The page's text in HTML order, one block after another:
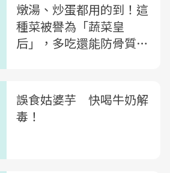
燉湯、炒蛋都用的到！這
種菜被譽為「蔬菜皇
后」，多吃還能防骨質疏
誤食姑婆芋 快喝牛奶解
毒！